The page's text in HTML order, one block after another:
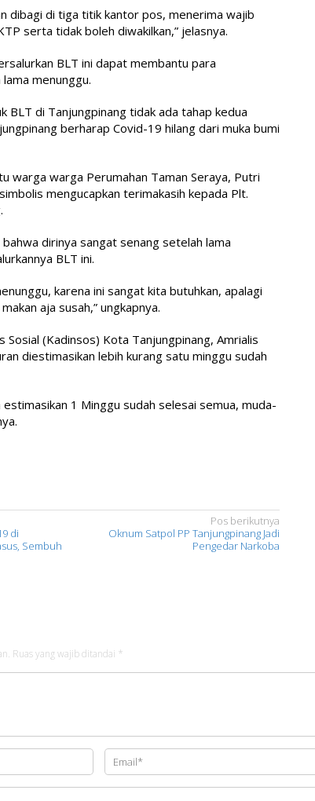
dibagi di tiga titik kantor pos, menerima wajib
serta tidak boleh diwakilkan,” jelasnya.
BLT ini dapat membantu para
menunggu.
BLT di Tanjungpinang tidak ada tahap kedua
berharap Covid-19 hilang dari muka bumi
warga warga Perumahan Taman Seraya, Putri
mengucapkan terimakasih kepada Plt.
dirinya sangat senang setelah lama
BLT ini.
karena ini sangat kita butuhkan, apalagi
aja susah,” ungkapnya.
Sosial (Kadinsos) Kota Tanjungpinang, Amrialis
diestimasikan lebih kurang satu minggu sudah
estimasikan 1 Minggu sudah selesai semua, muda-
di
Sembuh
Pos berikutnya
Oknum Satpol PP Tanjungpinang Jadi
Pengedar Narkoba
Ruas yang wajib ditandai *